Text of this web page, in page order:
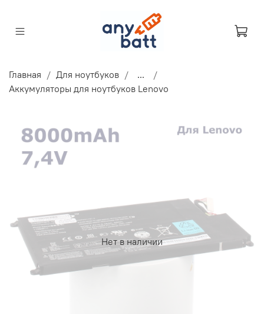
Главная Для ноутбуков
...
Аккумуляторы для ноутбуков Lenovo
Нет в наличии